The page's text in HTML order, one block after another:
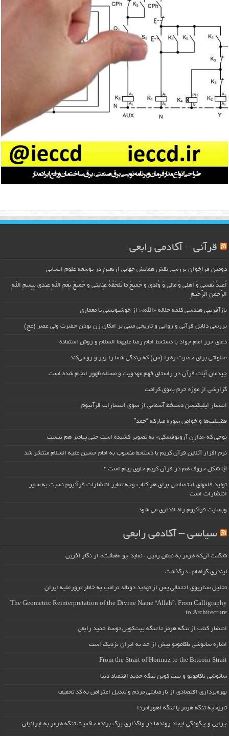
قرآنی – آکادمی رابعی
دومین فراخوان بررسی نقش همایش جهانی اربعین در توسعه علوم انسانی
اُعیذُ نَفسی وَ أهلی وَ مالی وَ وُلدی و جَمیعَ ما تَلحَقُهُ عِنایتی و جَمیعَ نِعَمِ اللّهِ عِندی بِبِسمِ اللّهِ
الرَّحمنِ الرَّحیمِ
بازآفرینی هندسی کلمه جلاله «الله»؛ از خوشنویسی تا معماری
بررسی دلایل قرآنی و روایی و تاریخی مبنی بر امکان زن بودن حضرت ولی عصر (عج)
دعای حرز امام جواد با دستخط امام رضا علیهما السلام و روش استفاده
صلواتی برای حضرت زهرا (س) که زندگی شما را زیر و رو می‌کند
چیدمان آیات قرآن در راستای فهم مهدویت و مساله ظهور انجام شده است
گزارشی از موزه حرم بانوی کرامت
انتشار اپلیکیشن دستخط آسمانی از سوی انتشارات قرآنیوم
فضیلت‌ها و خواص سوره مبارکه “حمد”
نوحی که «دارِن آرونوفسکی» به تصویر کشیده است حتی پیامبر هم نیست
نرم افزار آنلاین قرآن کریم با دستخط منسوب به امام حسین علیه السلام منتشر شد
آیا شکل حروف هم در قرآن کریم حاوی پیام است ؟
تولید قلمهای اختصاصی برای هر کتاب وجه تمایز انتشارات قرآنیوم نسبت به سایر
انتشارات است
وبسایت قرآنیوم راه اندازی می شود
سیاسی – آکادمی رابعی
شگفت آن‌که هرمز به نقش زمین ، نماید چو «هشت» از نگار آفرین
لیندزی گراهام ، درگذشت
تحلیل سناریوی احتمالی پس از تهدید دونالد ترامپ به خاطر ترورعلیه ایران
The Geometric Reinterpretation of the Divine Name “Allah”: From Calligraphy
to Architecture
انتشار کتاب از تنگه هرمز تا تنگه بیت‌کوین توسط حمید رابعی
اشاره ساتوشی ناکاموتو بیش از حد به ایران نزدیک است
From the Strait of Hormuz to the Bitcoin Strait
ساتوشی ناکاموتو و بیت کوین تنگه جدید اقتصاد دنیا
بهره‌برداری اقتصادی از نارضایتی مردم و تبدیل اعتراض به کد تخفیف
تاریخچه تنگه هرمز یا تنگه اهورامزدا
چرایی و چگونگی ایجاد روندها در واگذاری برگ برنده حاکمیت تنگه هرمز به ایرانیان